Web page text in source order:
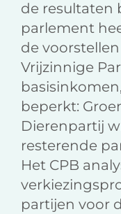
de resultaten
parlement
de
Vrijzinnige
beperkt:
Dierenpartij
resterende
Het CPB
partijen voor